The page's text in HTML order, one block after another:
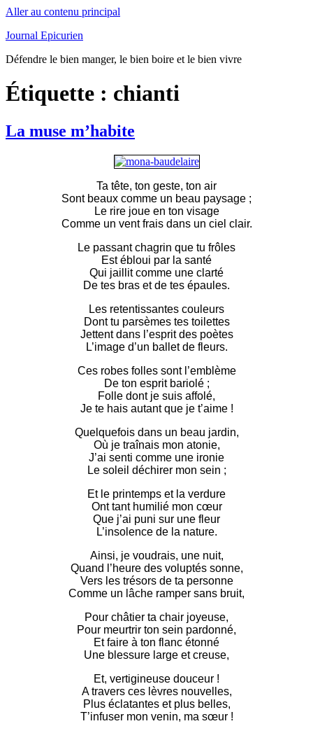
Aller au contenu principal
Journal Epicurien
Défendre le bien manger, le bien boire et le bien vivre
Étiquette : chianti
La muse m’habite
Ta tête, ton geste, ton air
Sont beaux comme un beau paysage ;
Le rire joue en ton visage
Comme un vent frais dans un ciel clair.
Le passant chagrin que tu frôles
Est ébloui par la santé
Qui jaillit comme une clarté
De tes bras et de tes épaules.
Les retentissantes couleurs
Dont tu parsèmes tes toilettes
Jettent dans l’esprit des poètes
L’image d’un ballet de fleurs.
Ces robes folles sont l’emblème
De ton esprit bariolé ;
Folle dont je suis affolé,
Je te hais autant que je t’aime !
Quelquefois dans un beau jardin,
Où je traînais mon atonie,
J’ai senti comme une ironie
Le soleil déchirer mon sein ;
Et le printemps et la verdure
Ont tant humilié mon cœur
Que j’ai puni sur une fleur
L’insolence de la nature.
Ainsi, je voudrais, une nuit,
Quand l’heure des voluptés sonne,
Vers les trésors de ta personne
Comme un lâche ramper sans bruit,
Pour châtier ta chair joyeuse,
Pour meurtrir ton sein pardonné,
Et faire à ton flanc étonné
Une blessure large et creuse,
Et, vertigineuse douceur !
A travers ces lèvres nouvelles,
Plus éclatantes et plus belles,
T’infuser mon venin, ma sœur !